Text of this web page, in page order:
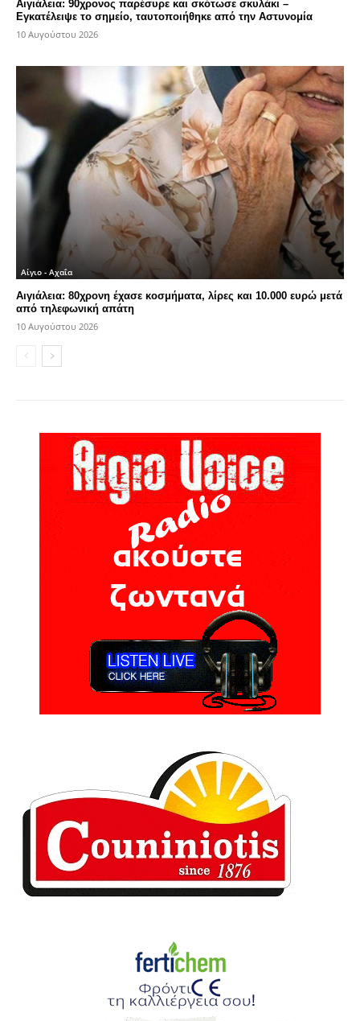
Αιγιάλεια: 90χρονος παρέσυρε και σκότωσε σκυλάκι –
Εγκατέλειψε το σημείο, ταυτοποιήθηκε από την Αστυνομία
10 Αυγούστου 2026
Αίγιο - Αχαΐα
Αιγιάλεια: 80χρονη έχασε κοσμήματα, λίρες και 10.000 ευρώ μετά
από τηλεφωνική απάτη
10 Αυγούστου 2026